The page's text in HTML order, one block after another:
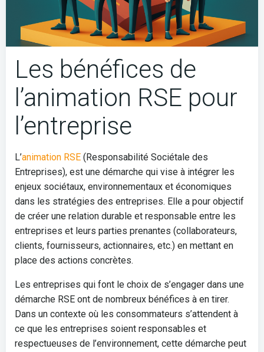
Les bénéfices de
l’animation RSE pour
l’entreprise
L’animation RSE (Responsabilité Sociétale des
Entreprises), est une démarche qui vise à intégrer les
enjeux sociétaux, environnementaux et économiques
dans les stratégies des entreprises. Elle a pour objectif
de créer une relation durable et responsable entre les
entreprises et leurs parties prenantes (collaborateurs,
clients, fournisseurs, actionnaires, etc.) en mettant en
place des actions concrètes.
Les entreprises qui font le choix de s’engager dans une
démarche RSE ont de nombreux bénéfices à en tirer.
Dans un contexte où les consommateurs s’attendent à
ce que les entreprises soient responsables et
respectueuses de l’environnement, cette démarche peut